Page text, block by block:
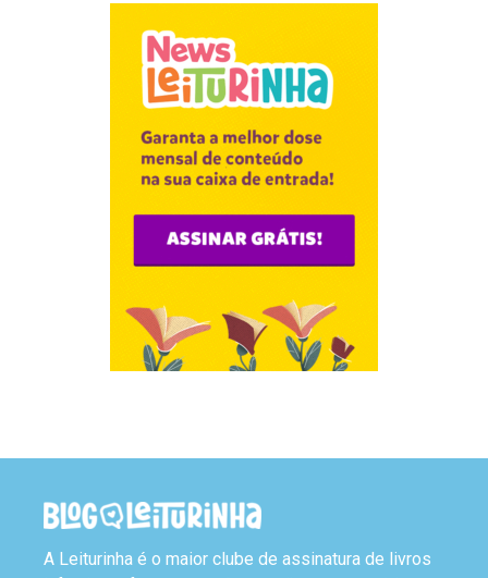
A Leiturinha é o maior clube de assinatura de livros